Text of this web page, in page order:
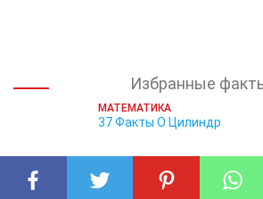
Избранные
МАТЕМАТИКА
37 Факты О Цилиндр
МАТЕМАТИКА